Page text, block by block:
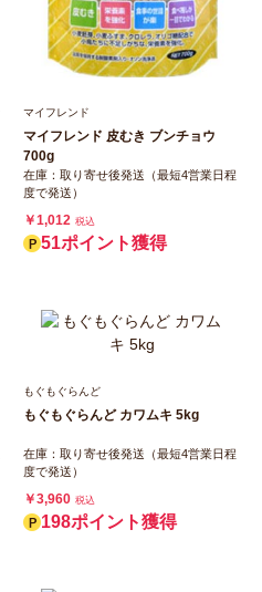
マイフレンド
マイフレンド 皮むき ブンチョウ
700g
在庫：取り寄せ後発送（最短4営業日程
度で発送）
￥1,012 税込
51ポイント獲得
もぐもぐらんど
もぐもぐらんど カワムキ 5kg
在庫：取り寄せ後発送（最短4営業日程
度で発送）
￥3,960 税込
198ポイント獲得